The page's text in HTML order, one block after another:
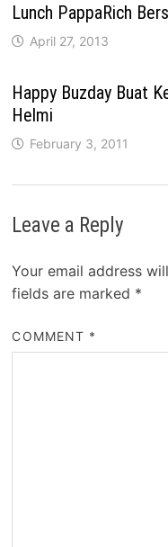
Lunch PappaRich
April 27, 2013
Happy Buzday Buat
Helmi
February 3, 2011
Leave a Reply
Your email address
fields are marked *
COMMENT *